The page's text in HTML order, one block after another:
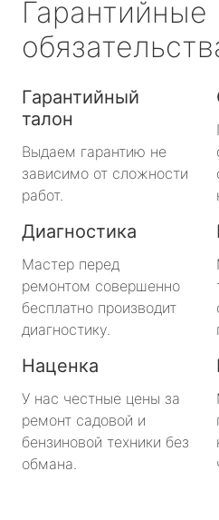
Гарантийные
Гарантийный
талон
Выдаем гарантию не
зависимо от сложности
работ.
Диагностика
Мастер перед
ремонтом совершенно
бесплатно производит
диагностику.
Наценка
У нас честные цены за
ремонт садовой и
бензиновой техники без
обмана.